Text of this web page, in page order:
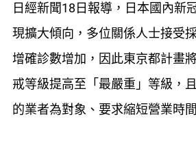
日經新聞18日報導，日本國內新
現擴大傾向，多位關係人士接受
增確診數增加，因此東京都計畫
戒等級提高至「最嚴重」等級，
的業者為對象、要求縮短營業時